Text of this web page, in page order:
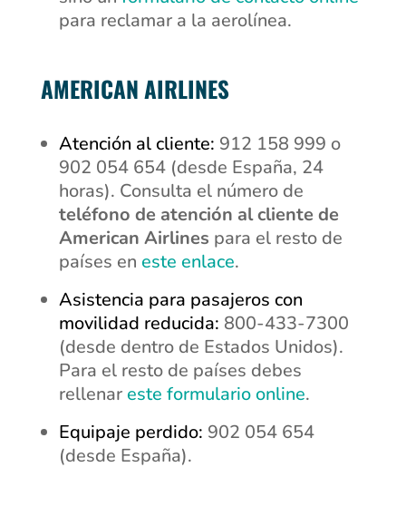
para reclamar a la aerolínea.
AMERICAN AIRLINES
Atención al cliente: 912 158 999 o
902 054 654 (desde España, 24
horas). Consulta el número de
teléfono de atención al cliente de
American Airlines para el resto de
países en este enlace.
Asistencia para pasajeros con
movilidad reducida: 800-433-7300
(desde dentro de Estados Unidos).
Para el resto de países debes
rellenar este formulario online.
Equipaje perdido: 902 054 654
(desde España).